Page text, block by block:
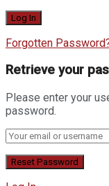
Forgotten
Retrieve your
Please enter your
password.